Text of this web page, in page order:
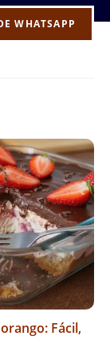
WHATSAPP
Fácil,